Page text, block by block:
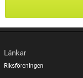
Länkar
Riksföreningen